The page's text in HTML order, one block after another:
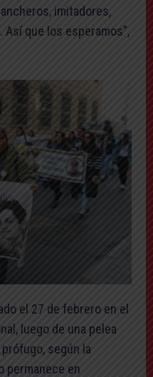
imitadores,
que los esperamos”,
el 27 de febrero en el
luego de una pelea
según la
permanece en